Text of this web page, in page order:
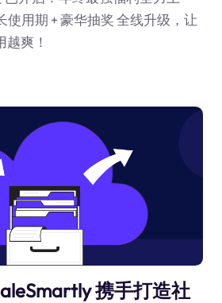
使用期 + 豪华抽奖 全线升级，让
爽！
携手打造社